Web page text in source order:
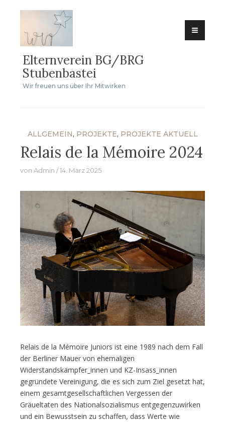
springen
Elternverein BG/BRG
Stubenbastei
Wir freuen uns über Ihr Mitwirken
ALLGEMEIN, PROJEKTE, PROJEKTE AKTUELL
Relais de la Mémoire 2024
von Admin 14. März 2025
Relais de la Mémoire Juniors ist eine 1989 nach dem Fall
der Berliner Mauer von ehemaligen
Widerstandskämpfer_innen und KZ-Insass_innen
gegründete Vereinigung, die es sich zum Ziel gesetzt hat,
einem gesamtgesellschaftlichen Vergessen der
Gräueltaten des Nationalsozialismus entgegenzuwirken
und ein Bewusstsein zu schaffen, dass Werte wie